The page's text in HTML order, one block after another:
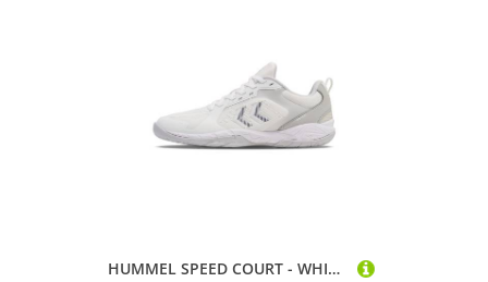
HUMMEL SPEED COURT - WHITE/GREY - 45